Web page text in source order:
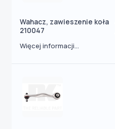
Wahacz, zawieszenie koła
210047
Więcej informacji...